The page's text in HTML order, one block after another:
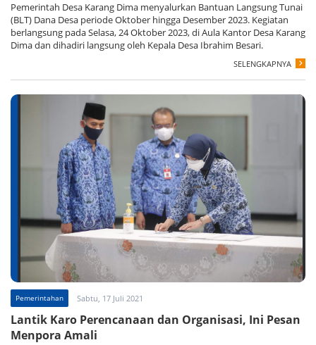
Pemerintah Desa Karang Dima menyalurkan Bantuan Langsung Tunai
(BLT) Dana Desa periode Oktober hingga Desember 2023. Kegiatan
berlangsung pada Selasa, 24 Oktober 2023, di Aula Kantor Desa Karang
Dima dan dihadiri langsung oleh Kepala Desa Ibrahim Besari.
SELENGKAPNYA
Pemerintahan Sabtu, 17 Juli 2021
Lantik Karo Perencanaan dan Organisasi, Ini Pesan
Menpora Amali